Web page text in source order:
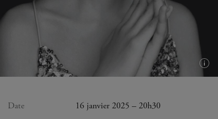
Date
16 janvier 2025 – 20h30